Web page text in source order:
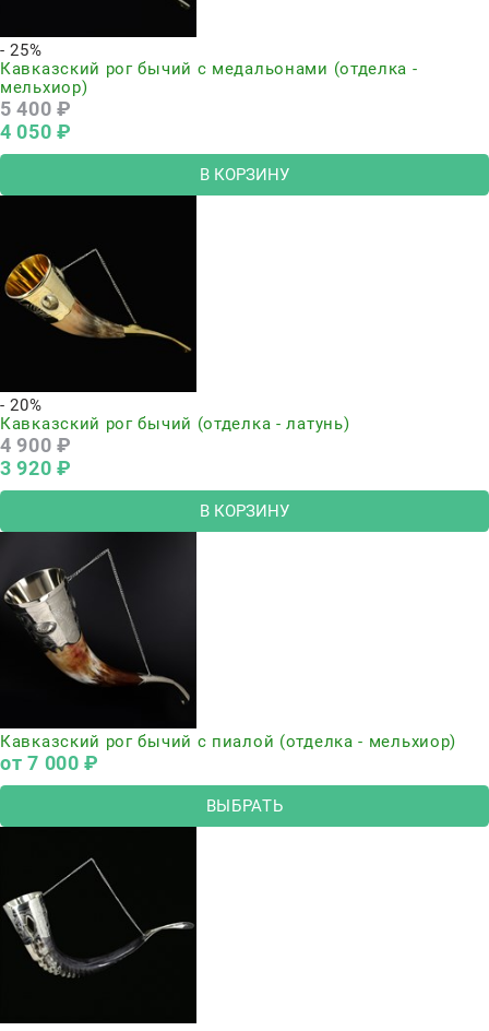
- 25%
Кавказский рог бычий с медальонами (отделка -
мельхиор)
5 400 ₽
4 050 ₽
В КОРЗИНУ
- 20%
Кавказский рог бычий (отделка - латунь)
4 900 ₽
3 920 ₽
В КОРЗИНУ
Кавказский рог бычий с пиалой (отделка - мельхиор)
от7 000 ₽
ВЫБРАТЬ